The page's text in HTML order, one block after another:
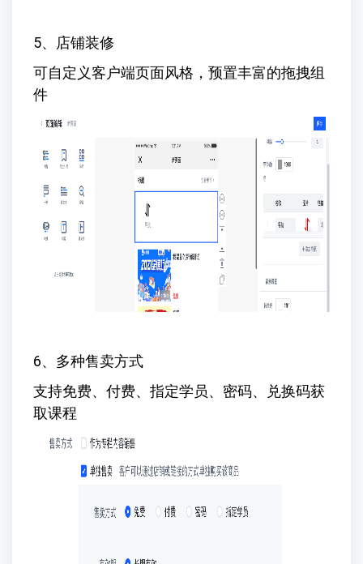
5、店铺装修
可自定义客户端页面风格，预置丰富的拖拽组
件
6、多种售卖方式
支持免费、付费、指定学员、密码、兑换码获
取课程